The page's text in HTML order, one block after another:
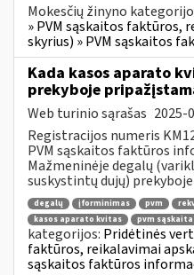
Mokesčių žinyno
» PVM sąskaitos faktūros,
skyrius) » PVM sąskaitos
Kada kasos aparato
prekyboje
Web turinio sąrašas 2025-
Registracijos numeris
PVM sąskaitos faktūros
Mažmeninėje degalų
suskystintų dujų)
degalų įforminimas pvm
kasos aparato kvitas
pvm
kategorijos: Pridėtinės
faktūros, reikalavimai
sąskaitos faktūros